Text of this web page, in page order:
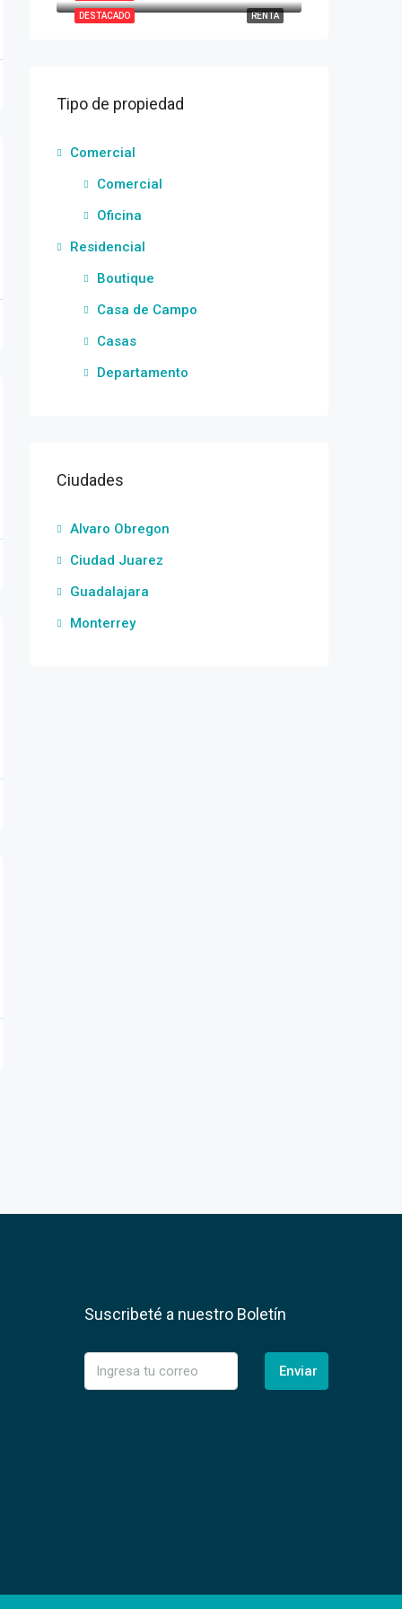
RENTA
DESTACADO
Tipo de propiedad
Comercial
Comercial
Oficina
Residencial
Boutique
Casa de Campo
Casas
Departamento
Ciudades
Alvaro Obregon
Ciudad Juarez
Guadalajara
Monterrey
Suscribeté a nuestro Boletín
Enviar